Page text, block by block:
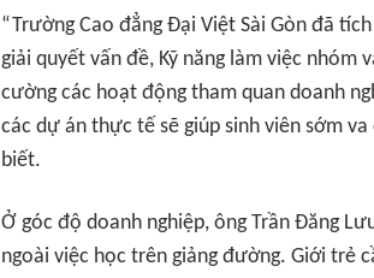
“Trường Cao đẳng Đại Việt Sài Gòn đã
giải quyết vấn đề, Kỹ năng làm việc nhóm
cường các hoạt động tham quan doanh
các dự án thực tế sẽ giúp sinh viên sớm
biết.
Ở góc độ doanh nghiệp, ông Trần Đăng
ngoài việc học trên giảng đường. Giới trẻ